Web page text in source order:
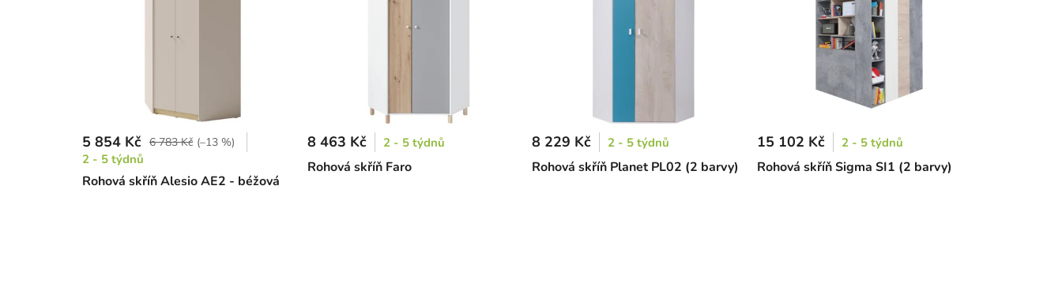
Rohová skříň Alesio AE2 - béžová
5 854 Kč 6 783 Kč (–13 %)
2 - 5 týdnů Rohová skříň Faro
8 463 Kč 2 - 5 týdnů
Rohová skříň Planet PL02 (2 barvy)
8 229 Kč 2 - 5 týdnů
Rohová skříň Sigma SI1 (2 barvy)
15 102 Kč 2 - 5 týdnů